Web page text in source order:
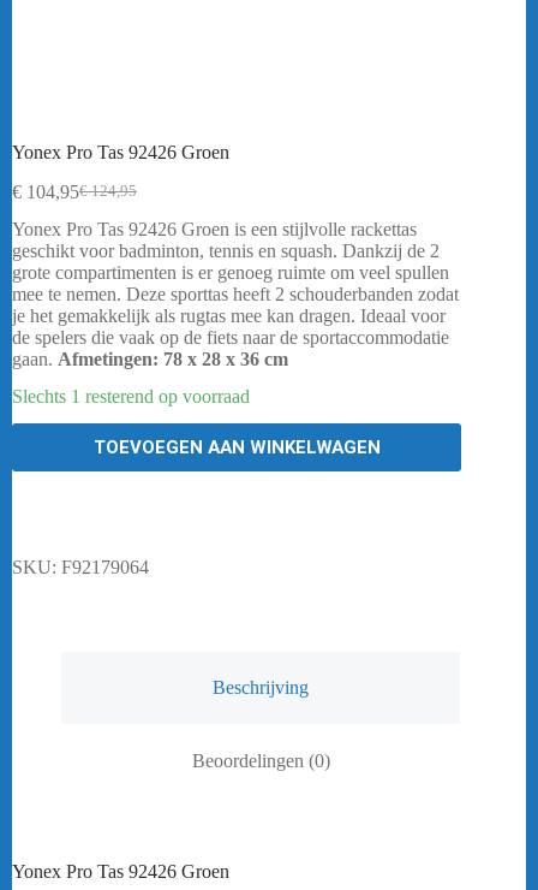
Yonex Pro Tas 92426 Groen
€124,95
Oorspronkelijke
prijs
was:
€ 124,95.
€ 104,95Huidige
prijs
is:
€ 104,95.
Yonex Pro Tas 92426 Groen is een stijlvolle rackettas
geschikt voor badminton, tennis en squash. Dankzij de 2
grote compartimenten is er genoeg ruimte om veel spullen
mee te nemen. Deze sporttas heeft 2 schouderbanden zodat
je het gemakkelijk als rugtas mee kan dragen. Ideaal voor
de spelers die vaak op de fiets naar de sportaccommodatie
gaan. Afmetingen: 78 x 28 x 36 cm
Slechts 1 resterend op voorraad
TOEVOEGEN AAN WINKELWAGEN
SKU: F92179064
Beschrijving
Beoordelingen (0)
Yonex Pro Tas 92426 Groen